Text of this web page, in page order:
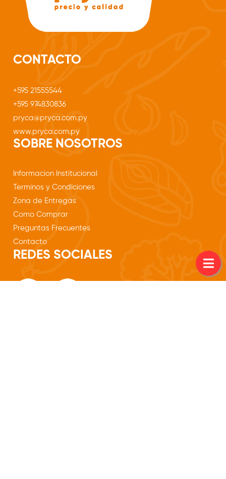
CONTACTO
+595 21555544
+595 974830836
pryca@pryca.com.py
www.pryca.com.py
SOBRE NOSOTROS
Informacion Institucional
Terminos y Condiciones
Zona de Entregas
Como Comprar
Preguntas Frecuentes
Contacto
REDES SOCIALES